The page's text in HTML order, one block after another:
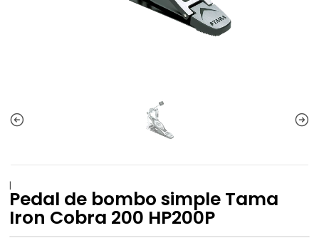
|
Pedal de bombo simple Tama
Iron Cobra 200 HP200P